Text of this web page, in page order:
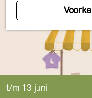
t/m 13 juni